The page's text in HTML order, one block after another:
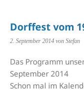
Dorffest vom
2. September 2014 von Stefan
Das Programm
September 2014
Schon mal im